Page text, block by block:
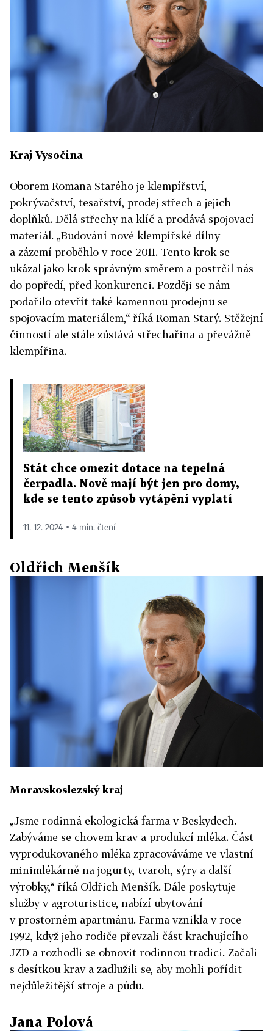
Kraj Vysočina
Oborem Romana Starého je klempířství,
pokrývačství, tesařství, prodej střech a jejich
doplňků. Dělá střechy na klíč a prodává spojovací
materiál. „Budování nové klempířské dílny
a zázemí proběhlo v roce 2011. Tento krok se
ukázal jako krok správným směrem a postrčil nás
do popředí, před konkurenci. Později se nám
podařilo otevřít také kamennou prodejnu se
spojovacím materiálem,“ říká Roman Starý. Stěžejní
činností ale stále zůstává střechařina a převážně
klempířina.
Stát chce omezit dotace na tepelná
čerpadla. Nově mají být jen pro domy,
kde se tento způsob vytápění vyplatí
11. 12. 2024 ▪ 4 min. čtení
Oldřich Menšík
Moravskoslezský kraj
„Jsme rodinná ekologická farma v Beskydech.
Zabýváme se chovem krav a produkcí mléka. Část
vyprodukovaného mléka zpracováváme ve vlastní
minimlékárně na jogurty, tvaroh, sýry a další
výrobky,“ říká Oldřich Menšík. Dále poskytuje
služby v agroturistice, nabízí ubytování
v prostorném apartmánu. Farma vznikla v roce
1992, když jeho rodiče převzali část krachujícího
JZD a rozhodli se obnovit rodinnou tradici. Začali
s desítkou krav a zadlužili se, aby mohli pořídit
nejdůležitější stroje a půdu.
Jana Polová